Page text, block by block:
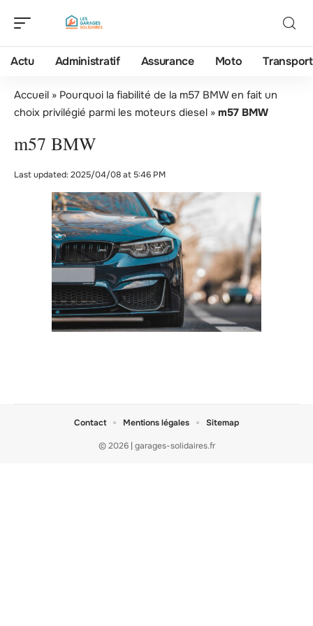
Actu Administratif Assurance Moto Transport
Accueil » Pourquoi la fiabilité de la m57 BMW en fait un
choix privilégié parmi les moteurs diesel » m57 BMW
m57 BMW
Last updated: 2025/04/08 at 5:46 PM
© 2026 | garages-solidaires.fr
Contact Mentions légales Sitemap